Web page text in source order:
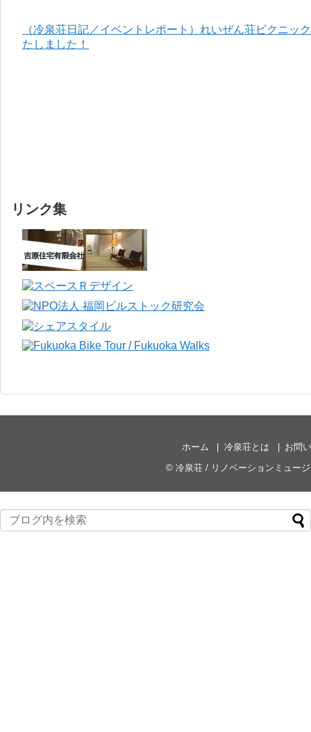
（冷泉荘日記／イベントレポート）れいぜん荘ピクニッ
たしました！
リンク集
ホーム 冷泉荘とは
お問
© 冷泉荘 / リノベーションミュー